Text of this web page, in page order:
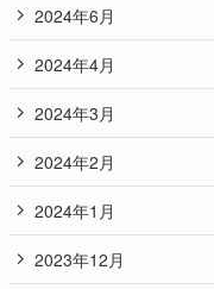
2024年6月
2024年4月
2024年3月
2024年2月
2024年1月
2023年12月